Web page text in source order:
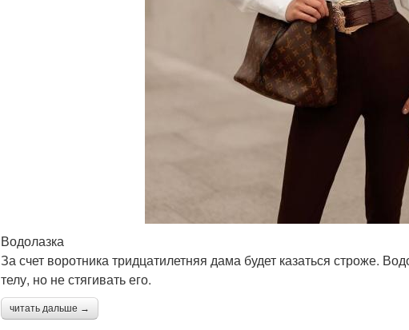
Водолазка
За счет воротника тридцатилетняя дама будет казаться строже.
телу, но не стягивать его.
читать дальше →